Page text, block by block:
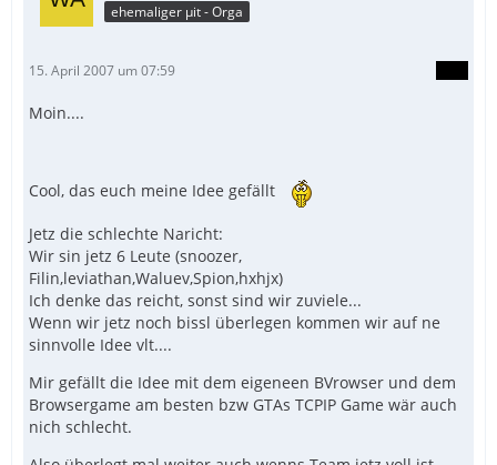
ehemaliger µit - Orga
15. April 2007 um 07:59
Moin....
Cool, das euch meine Idee gefällt
Jetz die schlechte Naricht:
Wir sin jetz 6 Leute (snoozer,
Filin,leviathan,Waluev,Spion,hxhjx)
Ich denke das reicht, sonst sind wir zuviele...
Wenn wir jetz noch bissl überlegen kommen wir auf ne
sinnvolle Idee vlt....
Mir gefällt die Idee mit dem eigeneen BVrowser und dem
Browsergame am besten bzw GTAs TCPIP Game wär auch
nich schlecht.